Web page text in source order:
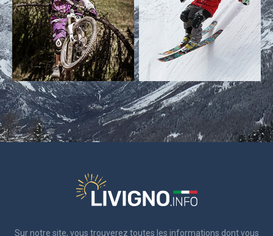
Sur notre site, vous trouverez toutes les informations dont vous